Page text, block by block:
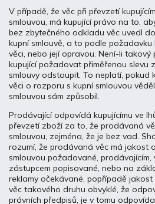
V případě, že věc při převzetí
smlouvou, má kupující právo na to,
bez zbytečného odkladu věc uvedl
kupní smlouvě, a to podle požadavku
věci, nebo její opravou. Není-li takový
kupující požadovat přiměřenou slevu
smlouvy odstoupit. To neplatí, pokud
věci o rozporu s kupní smlouvou
smlouvou sám způsobil.
Prodávající odpovídá kupujícímu ve
převzetí zboží za to, že prodávaná
smlouvou, zejména, že je bez vad.
rozumí, že prodávaná věc má jakost
smlouvou požadované, prodávajícím,
zástupcem popisované, nebo na
reklamy očekávané, popřípadě
věc takového druhu obvyklé, že
právních předpisů, je v tomu